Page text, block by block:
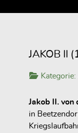
JAKOB II
Kategorie:
Jakob II. von
in